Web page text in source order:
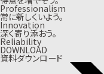
Professionalism
常に新しくいよう。
Innovation
深く寄り添おう。
Reliability
DOWNLOAD
資料ダウンロード